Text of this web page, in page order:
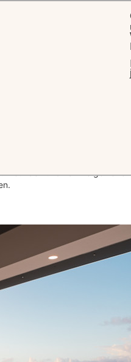
Freunden und Familie genießen